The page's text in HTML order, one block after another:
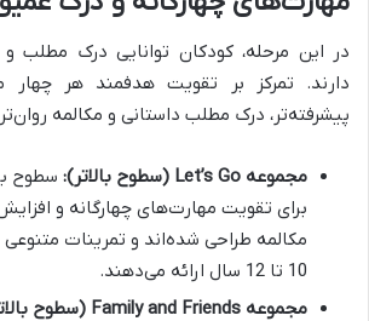
در این مرحله، کودکان توانایی درک مطلب
دارند. تمرکز بر تقویت هدفمند هر چهار
پیشرفته‌تر، درک مطلب داستانی و مکالمه
مجموعه Let’s Go (سطوح بالاتر):
سطوح
برای تقویت مهارت‌های چهارگانه و
مکالمه طراحی شده‌اند و تمرینات متنوعی
10 تا 12 سال ارائه می‌دهند.
مجموعه Family and Friends (سطوح بالاتر):